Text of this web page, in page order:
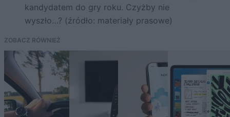
kandydatem do gry roku. Czyżby nie
wyszło…? (źródło: materiały prasowe)
ZOBACZ RÓWNIEŻ